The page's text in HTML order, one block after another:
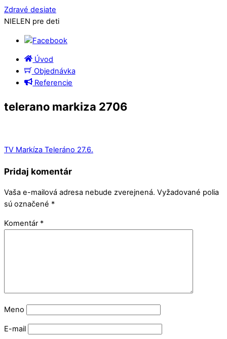
Zdravé desiate
NIELEN pre deti
Úvod
Objednávka
Referencie
telerano markiza 2706
TV Markíza Teleráno 27.6.
Pridaj komentár
Vaša e-mailová adresa nebude zverejnená. Vyžadované polia
sú označené *
Komentár *
Meno
E-mail